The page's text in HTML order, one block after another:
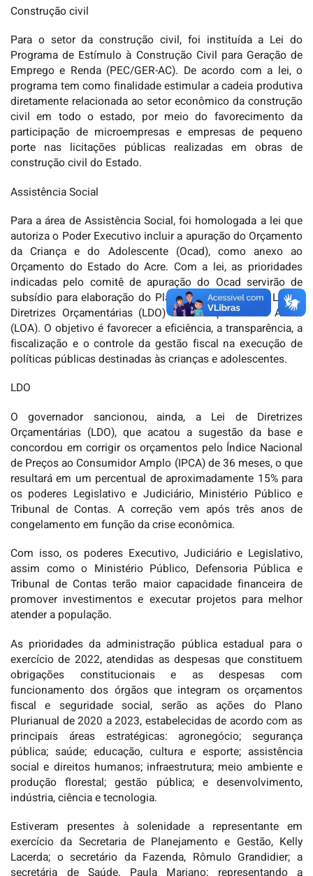
Construção civil
Para o setor da construção civil, foi instituída a Lei do
Programa de Estímulo à Construção Civil para Geração de
Emprego e Renda (PEC/GER-AC). De acordo com a lei, o
programa tem como finalidade estimular a cadeia produtiva
diretamente relacionada ao setor econômico da construção
civil em todo o estado, por meio do favorecimento da
participação de microempresas e empresas de pequeno
porte nas licitações públicas realizadas em obras de
construção civil do Estado.
Assistência Social
Para a área de Assistência Social, foi homologada a lei que
autoriza o Poder Executivo incluir a apuração do Orçamento
da Criança e do Adolescente (Ocad), como anexo ao
Orçamento do Estado do Acre. Com a lei, as prioridades
indicadas pelo comitê de apuração do Ocad servirão de
subsídio para elaboração do Plano Plurianual (PPA), Lei de
Diretrizes Orçamentárias (LDO) e Lei Orçamentária Anual
(LOA). O objetivo é favorecer a eficiência, a transparência, a
fiscalização e o controle da gestão fiscal na execução de
políticas públicas destinadas às crianças e adolescentes.
LDO
O governador sancionou, ainda, a Lei de Diretrizes
Orçamentárias (LDO), que acatou a sugestão da base e
concordou em corrigir os orçamentos pelo Índice Nacional
de Preços ao Consumidor Amplo (IPCA) de 36 meses, o que
resultará em um percentual de aproximadamente 15% para
os poderes Legislativo e Judiciário, Ministério Público e
Tribunal de Contas. A correção vem após três anos de
congelamento em função da crise econômica.
Com isso, os poderes Executivo, Judiciário e Legislativo,
assim como o Ministério Público, Defensoria Pública e
Tribunal de Contas terão maior capacidade financeira de
promover investimentos e executar projetos para melhor
atender a população.
As prioridades da administração pública estadual para o
exercício de 2022, atendidas as despesas que constituem
obrigações constitucionais e as despesas com
funcionamento dos órgãos que integram os orçamentos
fiscal e seguridade social, serão as ações do Plano
Plurianual de 2020 a 2023, estabelecidas de acordo com as
principais áreas estratégicas: agronegócio; segurança
pública; saúde; educação, cultura e esporte; assistência
social e direitos humanos; infraestrutura; meio ambiente e
produção florestal; gestão pública; e desenvolvimento,
indústria, ciência e tecnologia.
Estiveram presentes à solenidade a representante em
exercício da Secretaria de Planejamento e Gestão, Kelly
Lacerda; o secretário da Fazenda, Rômulo Grandidier; a